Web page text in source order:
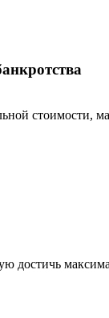
стоимости,